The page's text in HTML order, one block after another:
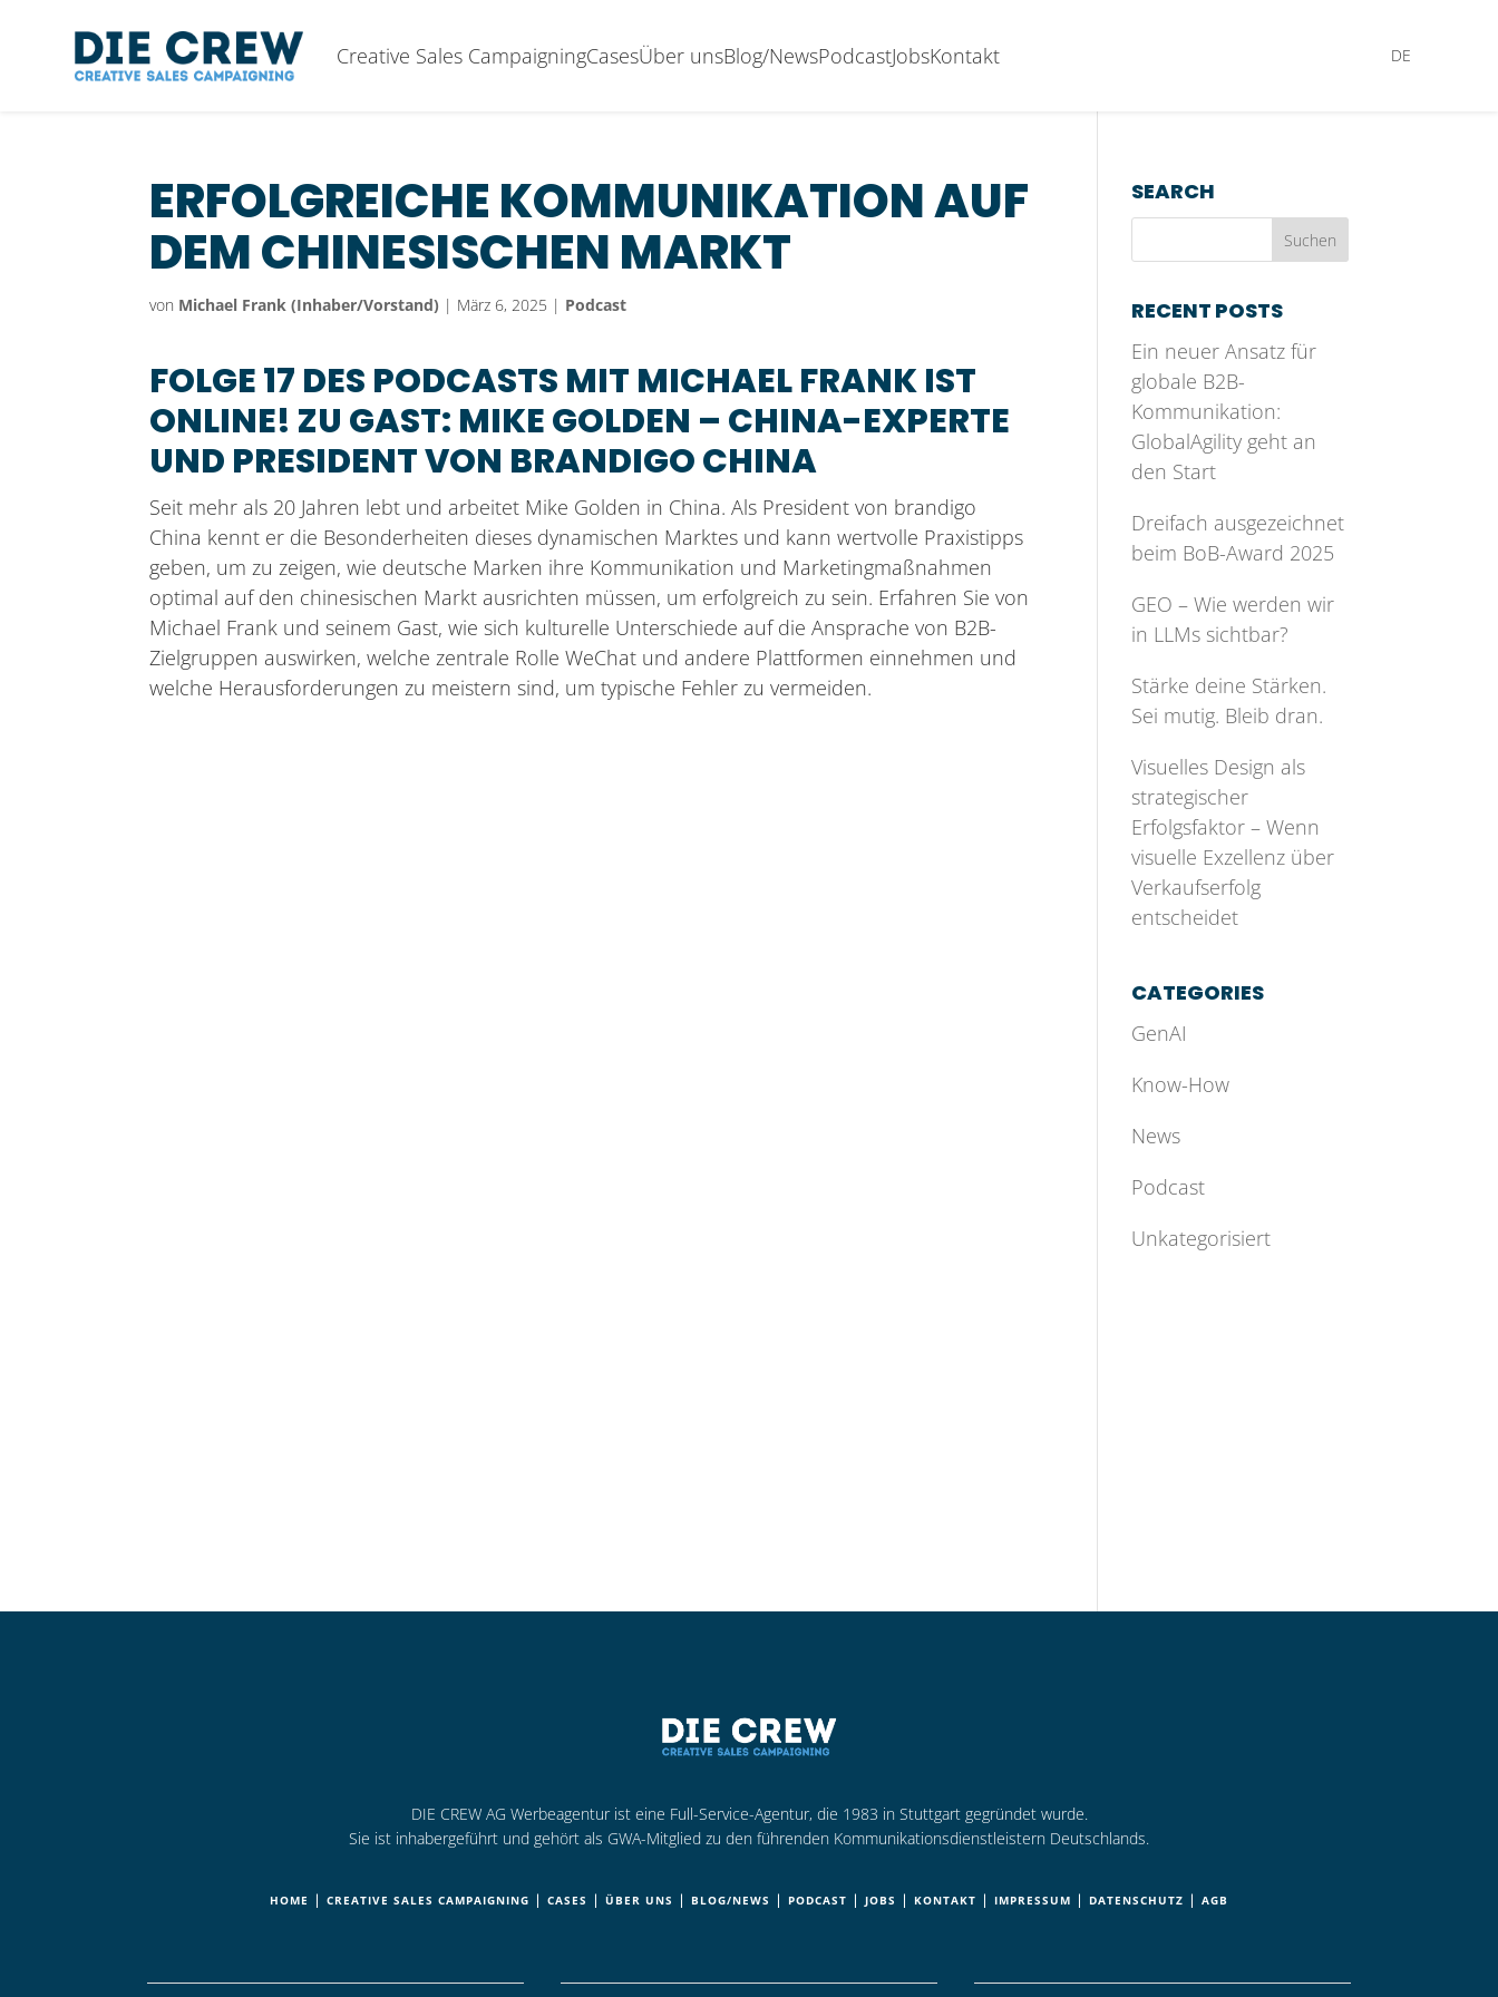
Creative Sales CampaigningCasesÜber unsBlog/NewsPodcastJobsKontakt DE
ERFOLGREICHE KOMMUNIKATION AUF
DEM CHINESISCHEN MARKT
von Michael Frank (Inhaber/Vorstand) | März 6, 2025 | Podcast
FOLGE 17 DES PODCASTS MIT MICHAEL FRANK IST
ONLINE! ZU GAST: MIKE GOLDEN – CHINA-EXPERTE
UND PRESIDENT VON BRANDIGO CHINA
Seit mehr als 20 Jahren lebt und arbeitet Mike Golden in China. Als President von brandigo
China kennt er die Besonderheiten dieses dynamischen Marktes und kann wertvolle Praxistipps
geben, um zu zeigen, wie deutsche Marken ihre Kommunikation und Marketingmaßnahmen
optimal auf den chinesischen Markt ausrichten müssen, um erfolgreich zu sein. Erfahren Sie von
Michael Frank und seinem Gast, wie sich kulturelle Unterschiede auf die Ansprache von B2B-
Zielgruppen auswirken, welche zentrale Rolle WeChat und andere Plattformen einnehmen und
welche Herausforderungen zu meistern sind, um typische Fehler zu vermeiden.
SEARCH
RECENT POSTS
Ein neuer Ansatz für
globale B2B-
Kommunikation:
GlobalAgility geht an
den Start
Dreifach ausgezeichnet
beim BoB-Award 2025
GEO – Wie werden wir
in LLMs sichtbar?
Stärke deine Stärken.
Sei mutig. Bleib dran.
Visuelles Design als
strategischer
Erfolgsfaktor – Wenn
visuelle Exzellenz über
Verkaufserfolg
entscheidet
CATEGORIES
GenAI
Know-How
News
Podcast
Unkategorisiert
DIE CREW AG Werbeagentur ist eine Full-Service-Agentur, die 1983 in Stuttgart gegründet wurde.
Sie ist inhabergeführt und gehört als GWA-Mitglied zu den führenden Kommunikationsdienstleistern Deutschlands.
HOME | CREATIVE SALES CAMPAIGNING | CASES | ÜBER UNS | BLOG/NEWS | PODCAST | JOBS | KONTAKT | IMPRESSUM | DATENSCHUTZ | AGB